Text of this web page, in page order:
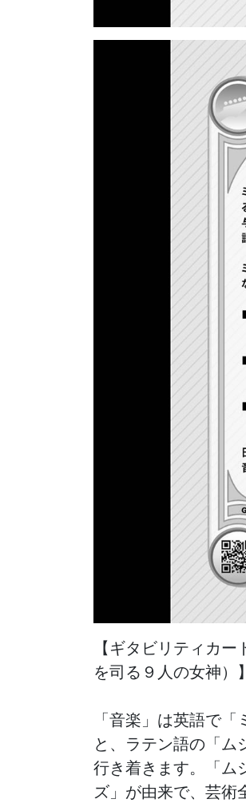
【ギタビリティカ
を司る９人の女神）】
「音楽」は英語で
と、ラテン語の「ム
行き着きます。「ム
ズ」が由来で、芸術